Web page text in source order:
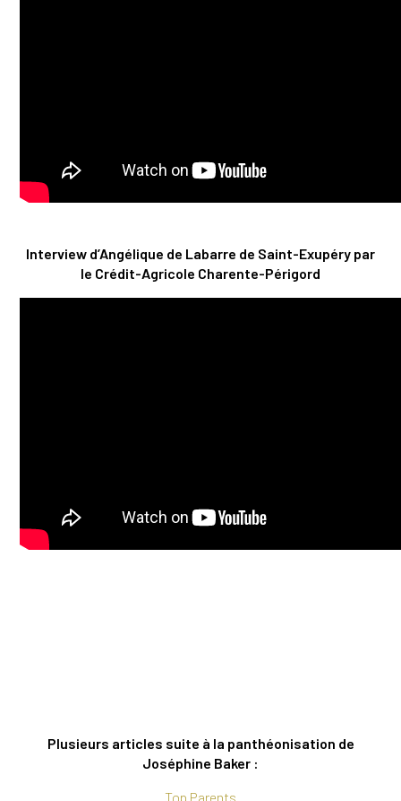
Interview d’Angélique de Labarre de Saint-Exupéry par
le Crédit-Agricole Charente-Périgord
Plusieurs articles suite à la panthéonisation de
Joséphine Baker :
Top Parents